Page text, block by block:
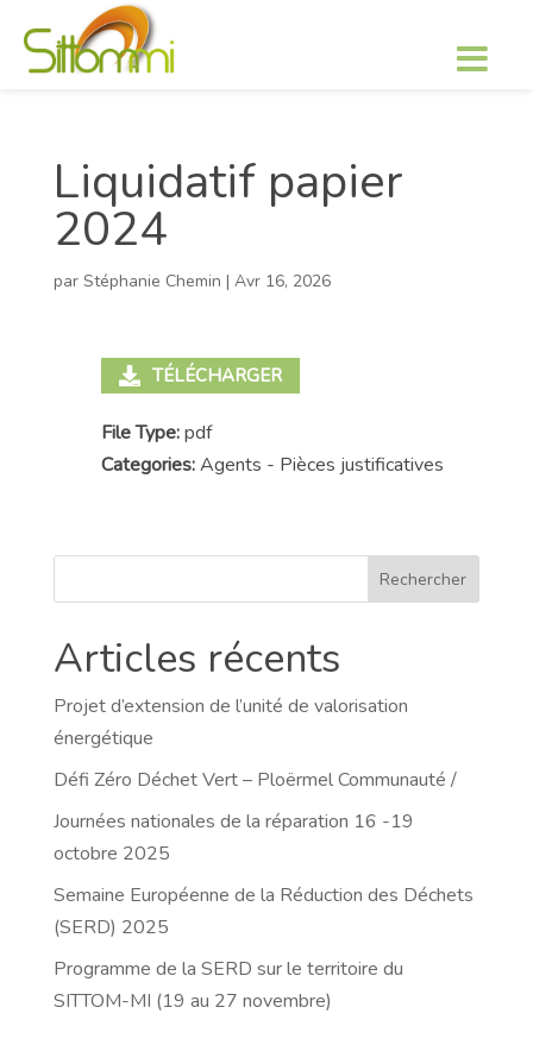
Liquidatif papier
2024
par Stéphanie Chemin | Avr 16, 2026
TÉLÉCHARGER
File Type:pdf
Categories:Agents - Pièces justificatives
Rechercher
Articles récents
Projet d’extension de l’unité de valorisation
énergétique
Défi Zéro Déchet Vert – Ploërmel Communauté /
Journées nationales de la réparation 16 -19
octobre 2025
Semaine Européenne de la Réduction des Déchets
(SERD) 2025
Programme de la SERD sur le territoire du
SITTOM-MI (19 au 27 novembre)